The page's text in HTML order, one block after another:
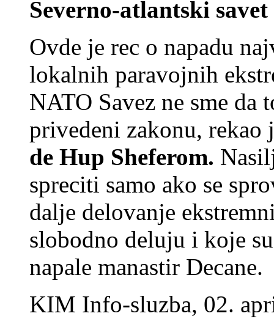
Severno-atlantski
Ovde je rec o napadu
lokalnih paravojnih
NATO Savez ne sme
privedeni zakonu, rekao
de Hup Sheferom.
spreciti samo ako se
dalje delovanje
slobodno deluju i koje
napale manastir Decane.
KIM Info-sluzba, 02.